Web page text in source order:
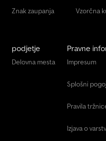
Znak zaupanja Vzorčna
podjetje
Delovna mesta
Pravne
Impresum
Splošni
Pravila
Izjava o